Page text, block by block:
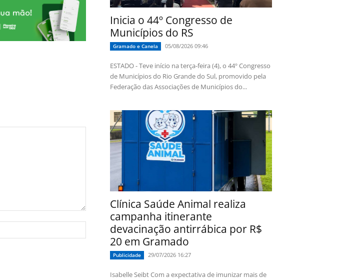
Inicia o 44º Congresso de
Municípios do RS
Gramado e Canela 05/08/2026 09:46
ESTADO - Teve início na terça-feira (4), o 44º Congresso
de Municípios do Rio Grande do Sul, promovido pela
Federação das Associações de Municípios do...
Clínica Saúde Animal realiza
campanha itinerante
devacinação antirrábica por R$
20 em Gramado
Publicidade 29/07/2026 16:27
Isabelle Seibt Com a expectativa de imunizar mais de